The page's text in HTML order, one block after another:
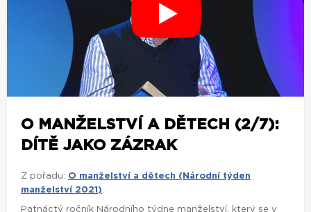
O MANŽELSTVÍ A DĚTECH (2/7):
DÍTĚ JAKO ZÁZRAK
Z pořadu: O manželství a dětech (Národní týden
manželství 2021)
Patnáctý ročník Národního týdne manželství, který se v